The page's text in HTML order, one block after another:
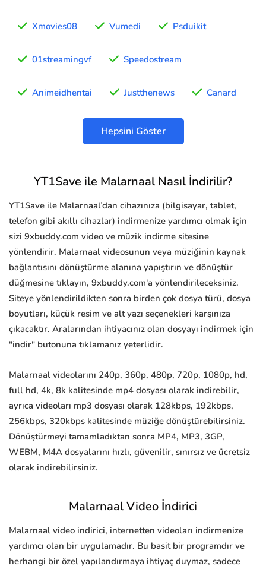
Xmovies08 Vumedi Psduikit
01streamingvf Speedostream
Animeidhentai Justthenews Canard
Hepsini Göster
YT1Save ile Malarnaal Nasıl İndirilir?
YT1Save ile Malarnaal’dan cihazınıza (bilgisayar, tablet,
telefon gibi akıllı cihazlar) indirmenize yardımcı olmak için
sizi 9xbuddy.com video ve müzik indirme sitesine
yönlendirir. Malarnaal videosunun veya müziğinin kaynak
bağlantısını dönüştürme alanına yapıştırın ve dönüştür
düğmesine tıklayın, 9xbuddy.com'a yönlendirileceksiniz.
Siteye yönlendirildikten sonra birden çok dosya türü, dosya
boyutları, küçük resim ve alt yazı seçenekleri karşınıza
çıkacaktır. Aralarından ihtiyacınız olan dosyayı indirmek için
"indir" butonuna tıklamanız yeterlidir.
Malarnaal videolarını 240p, 360p, 480p, 720p, 1080p, hd,
full hd, 4k, 8k kalitesinde mp4 dosyası olarak indirebilir,
ayrıca videoları mp3 dosyası olarak 128kbps, 192kbps,
256kbps, 320kbps kalitesinde müziğe dönüştürebilirsiniz.
Dönüştürmeyi tamamladıktan sonra MP4, MP3, 3GP,
WEBM, M4A dosyalarını hızlı, güvenilir, sınırsız ve ücretsiz
olarak indirebilirsiniz.
Malarnaal Video İndirici
Malarnaal video indirici, internetten videoları indirmenize
yardımcı olan bir uygulamadır. Bu basit bir programdır ve
herhangi bir özel yapılandırmaya ihtiyaç duymaz, sadece